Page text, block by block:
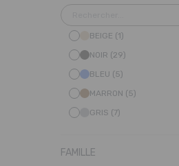
BEIGE (1)
NOIR (29)
BLEU (5)
MARRON (5)
GRIS (7)
KAKI (8)
FAMILLE